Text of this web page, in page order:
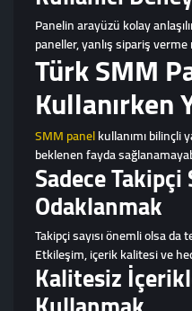
Panelin arayüzü kolay
paneller, yanlış sipariş
Türk SMM
Kullanırken
SMM panelkullanımı bilinçli
beklenen fayda
Sadece Takipçi
Odaklanmak
Takipçi sayısı önemli olsa da
Etkileşim, içerik kalitesi ve
Kalitesiz